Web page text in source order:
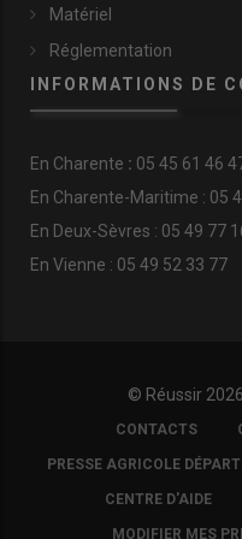
Matériel
Réglementation
INFORMATIONS DE
En Charente : 05 45 61 46
En Charente-Maritime : 05
En Deux-Sèvres : 05 49 77
En Vienne : 05 49 52 33 77
© Réussir
COPYRIGHTCONTACTS
PRESSE AGRICOLE
CENTRE D'AIDE
MODIFIER MES